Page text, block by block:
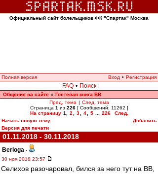
Официальный сайт болельщиков ФК "Спартак" Москва
Полная версия Вход • Регистрация
FAQ • Поиск
Общение на сайте » Гостевая книга ВВ
Пред. тема | След. тема
Страница 1 из 226[ Сообщений: 11262 ]
На страницу 1 2 3 4 5 226
След.
Начать новую тему
Добавить
Версия для печати
01.11.2018 - 30.11.2018
Berloga -
30 ноя 2018 23:57
Селихов разочаровал, бился за него тут на ВВ,